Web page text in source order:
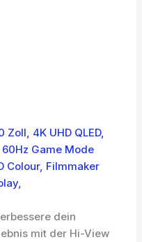
4K UHD QLED,
Game Mode
Colour, Filmmaker
dein
mit der Hi-View